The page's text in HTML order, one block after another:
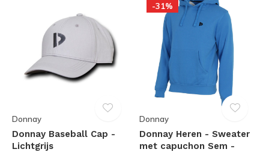
Donnay
Donnay Baseball Cap -
Lichtgrijs
-31%
Donnay
Donnay Heren - Sweater
met capuchon Sem -